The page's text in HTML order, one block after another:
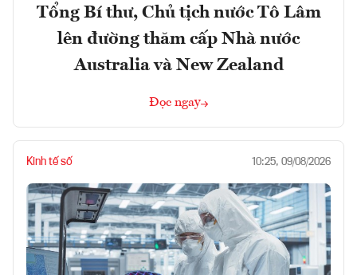
Tổng Bí thư, Chủ tịch nước Tô Lâm
lên đường thăm cấp Nhà nước
Australia và New Zealand
Đọc ngay
Kinh tế số 10:25, 09/08/2026